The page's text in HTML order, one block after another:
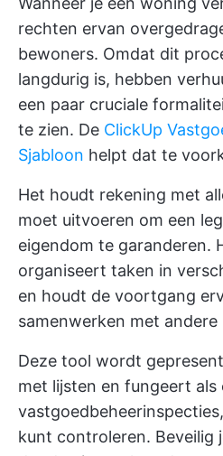
rechten ervan
bewoners. Omdat dit
langdurig is, hebben
een paar cruciale
te zien. De ClickUp
Sjabloon helpt dat te
Het houdt rekening met
moet uitvoeren om een
eigendom te garanderen.
organiseert taken in
en houdt de voortgang
samenwerken met
Deze tool wordt
met lijsten en fungeert
kunt controleren. Beveilig